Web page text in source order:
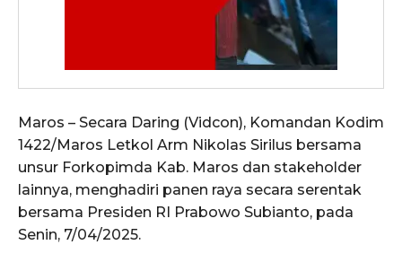
Maros – Secara Daring (Vidcon), Komandan Kodim
1422/Maros Letkol Arm Nikolas Sirilus bersama
unsur Forkopimda Kab. Maros dan stakeholder
lainnya, menghadiri panen raya secara serentak
bersama Presiden RI Prabowo Subianto, pada
Senin, 7/04/2025.